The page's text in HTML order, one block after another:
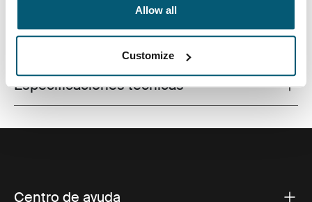
Allow all
Customize
Todas las características
Especificaciones técnicas
Centro de ayuda